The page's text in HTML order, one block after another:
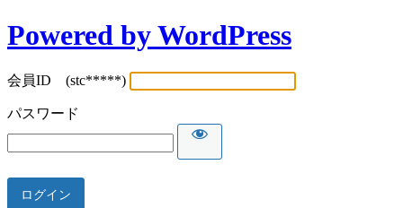
Powered by WordPress
会員ID (stc*****)
パスワード